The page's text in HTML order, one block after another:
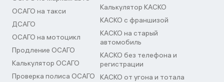
ОСАГО на такси
ДСАГО
ОСАГО на мотоцикл
Продление ОСАГО
Калькулятор ОСАГО
Проверка полиса ОСАГО
Калькулятор КАСКО
КАСКО с франшизой
КАСКО на старый
автомобиль
КАСКО без телефона и
регистрации
КАСКО от угона и тотала